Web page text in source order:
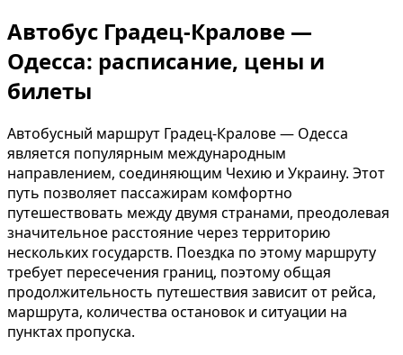
Автобус Градец-Кралове —
Одесса: расписание, цены и
билеты
Автобусный маршрут Градец-Кралове — Одесса
является популярным международным
направлением, соединяющим Чехию и Украину. Этот
путь позволяет пассажирам комфортно
путешествовать между двумя странами, преодолевая
значительное расстояние через территорию
нескольких государств. Поездка по этому маршруту
требует пересечения границ, поэтому общая
продолжительность путешествия зависит от рейса,
маршрута, количества остановок и ситуации на
пунктах пропуска.